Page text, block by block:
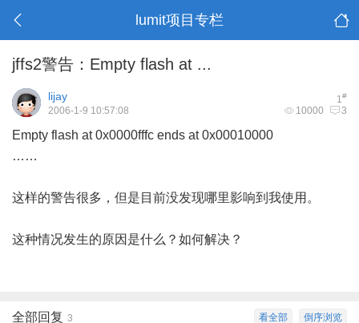
lumit项目专栏
jffs2警告：Empty flash at ...
1#
lijay
10000 3
2006-1-9 10:57:08
Empty flash at 0x0000fffc ends at 0x00010000
……
这样的警告很多，但是目前没发现哪里影响到我使用。
这种情况发生的原因是什么？如何解决？
倒序浏览
看全部
全部回复 3